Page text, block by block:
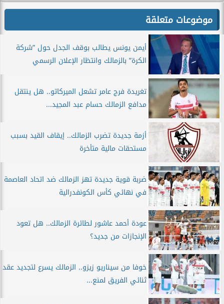
موضوعات متعلقة
أيمن يونس يطالب بوقف الجدل حول ”شركة
الكرة” بالزمالك وانتظار الإعلان الرسمي
تغريدة فرج عامر تشعل الميركاتو.. هل ينتقل
مدافع الزمالك حسام عبد المجيد...
أزمة جديدة تضرب الزمالك.. إيقاف القيد بسبب
مستحقات مالية متأخرة
ضربة قوية جديدة تهز الزمالك ضد اتحاد العاصمة
في نهائي كأس الكونفدرالية
عودة أحمد عاشور لطائرة الزمالك.. هل تعود
الإنجازات من جديد؟
خوفا من سيناريو زيزو.. الزمالك يسرع لتجديد عقد
ثنائي الفريق لمنع...